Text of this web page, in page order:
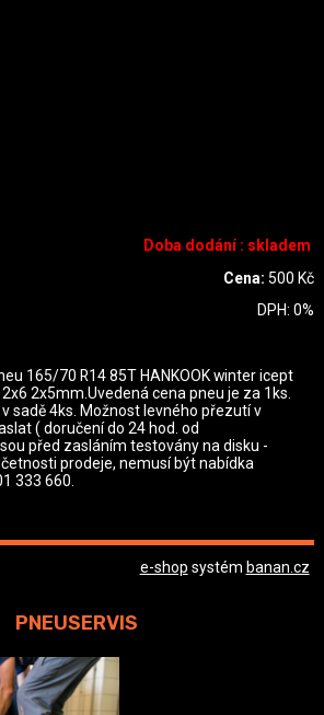
Doba dodání : skladem
Cena: 500 Kč
DPH:0%
165/70 R14 85T HANKOOK winter icept
2x5mm.Uvedená cena pneu je za 1ks.
sadě 4ks. Možnost levného přezutí v
( doručení do 24 hod. od
před zasláním testovány na disku -
četnosti prodeje, nemusí být nabídka
333 660.
e-shop systém banan.cz
PNEUSERVIS